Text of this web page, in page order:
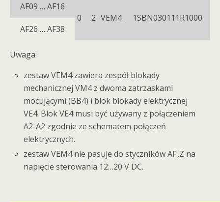
AF09 … AF16
0 2 VEM4
1SBN030111R1000
AF26 … AF38
Uwaga:
zestaw VEM4 zawiera zespół blokady
mechanicznej VM4 z dwoma zatrzaskami
mocującymi (BB4) i blok blokady elektrycznej
VE4. Blok VE4 musi być używany z połączeniem
A2-A2 zgodnie ze schematem połączeń
elektrycznych.
zestaw VEM4 nie pasuje do styczników AF..Z na
napięcie sterowania 12…20 V DC.